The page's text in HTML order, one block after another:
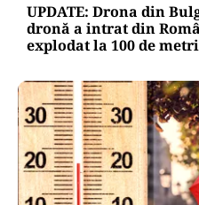
UPDATE: Drona din
dronă a intrat din
explodat la 100 de